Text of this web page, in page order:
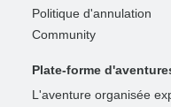
Politique d'annulation
Community
Plate-forme
L'aventure organisée